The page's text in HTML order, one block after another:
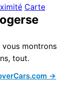
Carte
montrons
tout.
→